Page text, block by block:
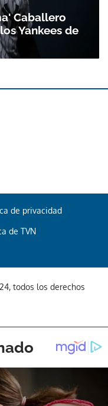
ACEPTAR
Caballero
Yankees de
de privacidad
de TVN
todos los derechos